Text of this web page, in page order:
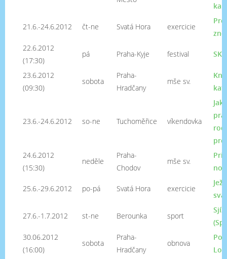
21.6.-24.6.2012 čt-ne Svatá Hora exercicie
22.6.2012
(17:30)
pá Praha-Kyje festival
23.6.2012
(09:30)
sobota
Praha-
Hradčany
mše sv.
23.6.-24.6.2012 so-ne Tuchoměřice víkendovka
24.6.2012
(15:30)
neděle
Praha-
Chodov
mše sv.
25.6.-29.6.2012 po-pá Svatá Hora exercicie
27.6.-1.7.2012 st-ne Berounka sport
30.06.2012
(16:00)
sobota
Praha-
Hradčany
obnova